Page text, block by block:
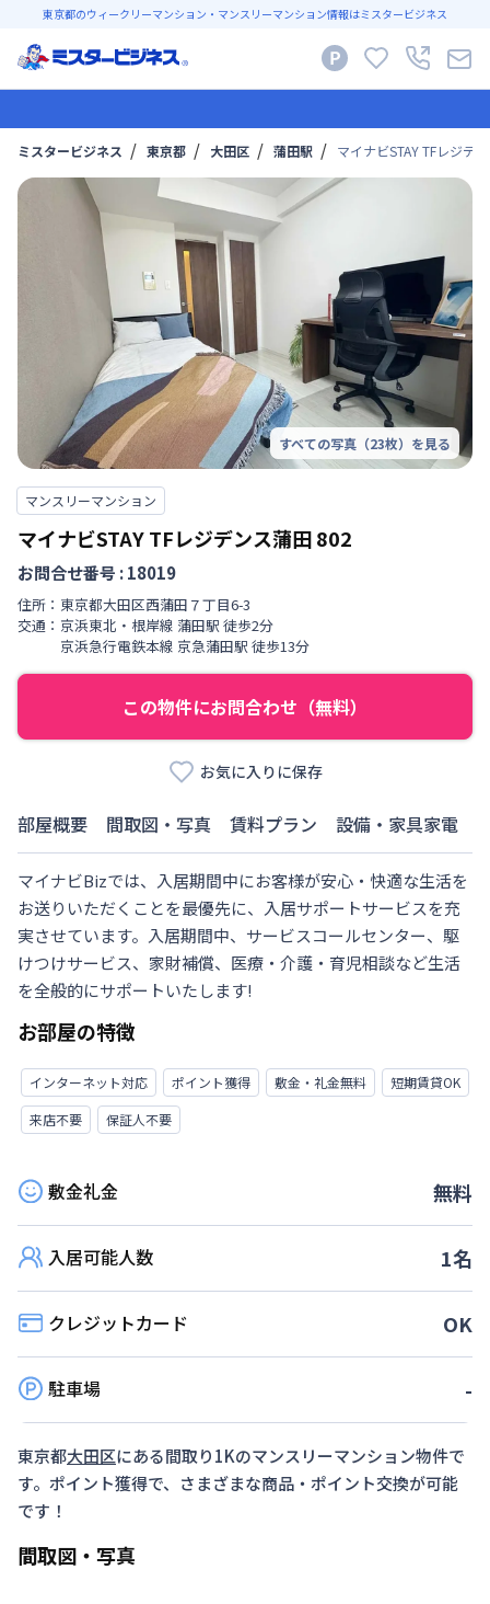
東京都のウィークリーマンション・マンスリーマンション情報はミスタービジネス
ミスタービジネス 東京都 大田区 蒲田駅 マイナビSTAY TFレジデ
すべての写真（23枚）を見る
マンスリーマンション
マイナビSTAY TFレジデンス蒲田802
お問合せ番号 :18019
住所： 東京都大田区西蒲田 ７丁目6-3
交通： 京浜東北・根岸線 蒲田駅 徒歩2分
京浜急行電鉄本線 京急蒲田駅 徒歩13分
この物件にお問合わせ（無料）
お気に入りに保存
部屋概要 間取図・写真 賃料プラン 設備・家具家電
マイナビBizでは、入居期間中にお客様が安心・快適な生活を
お送りいただくことを最優先に、入居サポートサービスを充
実させています。入居期間中、サービスコールセンター、駆
けつけサービス、家財補償、医療・介護・育児相談など生活
を全般的にサポートいたします!
お部屋の特徴
インターネット対応 ポイント獲得 敷金・礼金無料
短期賃貸OK
来店不要
保証人不要
敷金礼金 無料
入居可能人数 1名
クレジットカード OK
駐車場 -
東京都大田区にある間取り1Kのマンスリーマンション物件で
す。ポイント獲得で、さまざまな商品・ポイント交換が可能
です！
間取図・写真